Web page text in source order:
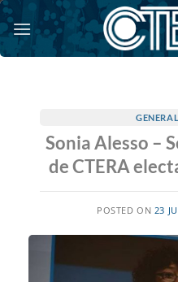
Saltar
al
contenido
GENERAL
Sonia Alesso –
de CTERA
POSTED ON 23